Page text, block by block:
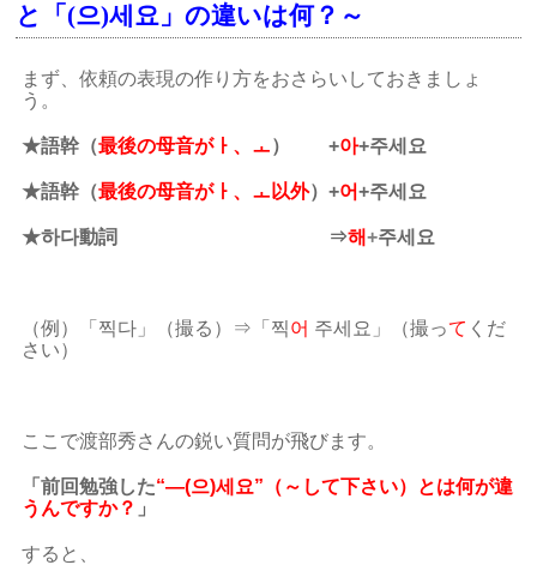
と「(으)세요」の違いは何？～
まず、依頼の表現の作り方をおさらいしておきましょ
う。
★語幹（最後の母音がㅏ、ㅗ） +아+주세요
★語幹（最後の母音がㅏ、ㅗ以外）+어+주세요
★하다動詞 ⇒해+주세요
（例）「찍다」（撮る）⇒「찍어 주세요」（撮って くだ
さい）
ここで渡部秀さんの鋭い質問が飛びます。
「前回勉強した“―(으)세요”（～して下さい）とは何が違
うんですか？ 」
すると、